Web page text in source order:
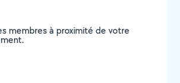
membres à proximité de votre